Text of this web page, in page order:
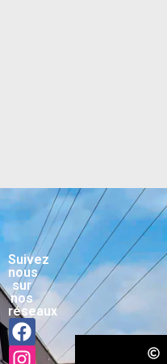
Suivez
nous
sur
nos
réseaux